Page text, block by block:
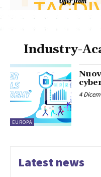
Industry-
EUROPA
4
Latest news